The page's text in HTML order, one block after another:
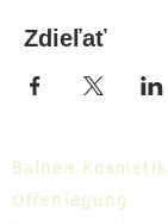
Zdieľať
Balnea Kosmetik
Offenlegung